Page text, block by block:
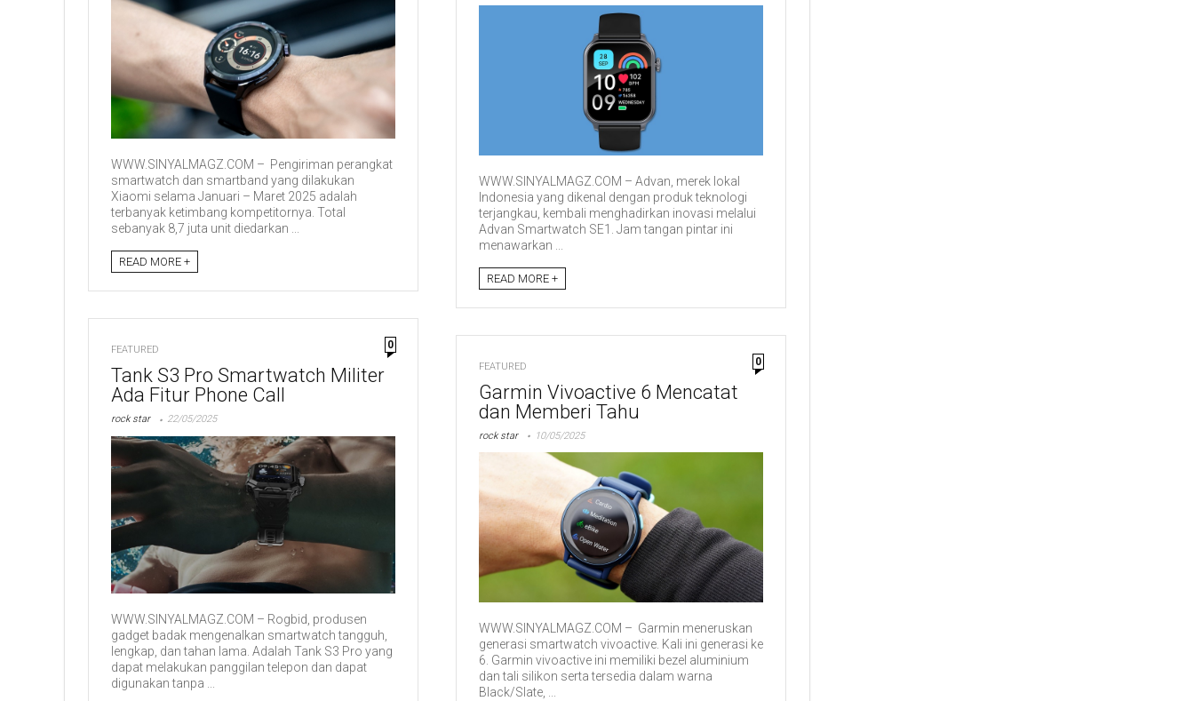
WWW.SINYALMAGZ.COM – Advan, merek lokal
Indonesia yang dikenal dengan produk teknologi
terjangkau, kembali menghadirkan inovasi melalui
Advan Smartwatch SE1. Jam tangan pintar ini
menawarkan ...
READ MORE +
WWW.SINYALMAGZ.COM – Pengiriman perangkat
smartwatch dan smartband yang dilakukan
Xiaomi selama Januari – Maret 2025 adalah
terbanyak ketimbang kompetitornya. Total
sebanyak 8,7 juta unit diedarkan ...
READ MORE +
FEATURED 0
Tank S3 Pro Smartwatch Militer
Ada Fitur Phone Call
rock star 22/05/2025
WWW.SINYALMAGZ.COM – Rogbid, produsen
gadget badak mengenalkan smartwatch tangguh,
lengkap, dan tahan lama. Adalah Tank S3 Pro yang
dapat melakukan panggilan telepon dan dapat
digunakan tanpa ...
FEATURED 0
Garmin Vivoactive 6 Mencatat
dan Memberi Tahu
rock star 10/05/2025
WWW.SINYALMAGZ.COM – Garmin meneruskan
generasi smartwatch vivoactive. Kali ini generasi ke
6. Garmin vivoactive ini memiliki bezel aluminium
dan tali silikon serta tersedia dalam warna
Black/Slate, ...